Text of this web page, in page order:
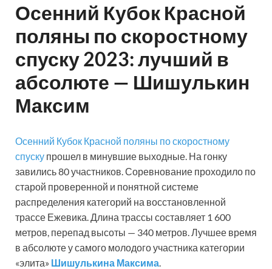
Осенний Кубок Красной
поляны по скоростному
спуску 2023: лучший в
абсолюте — Шишулькин
Максим
Осенний Кубок Красной поляны по скоростному
спуску прошел в минувшие выходные. На гонку
завились 80 участников. Соревнование проходило по
старой проверенной и понятной системе
распределения категорий на восстановленной
трассе Ежевика. Длина трассы составляет 1 600
метров, перепад высоты — 340 метров. Лучшее время
в абсолюте у самого молодого участника категории
«элита» Шишулькина Максима.